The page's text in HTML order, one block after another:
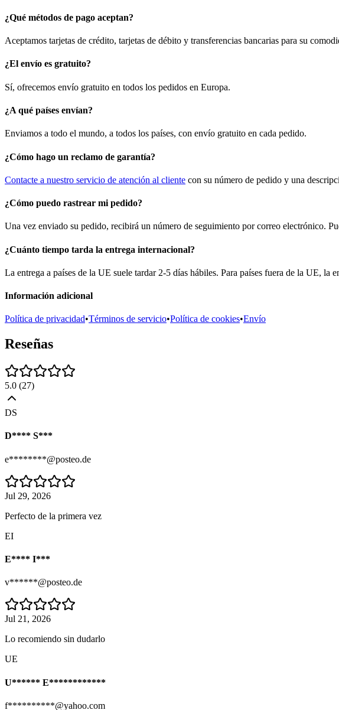
¿Qué métodos de pago aceptan?
Aceptamos tarjetas de crédito, tarjetas de débito y transferencias bancarias para su
¿El envío es gratuito?
Sí, ofrecemos envío gratuito en todos los pedidos en Europa.
¿A qué países envían?
Enviamos a todo el mundo, a todos los países, con envío gratuito en cada pedido.
¿Cómo hago un reclamo de garantía?
Contacte a nuestro servicio de atención al cliente con su número de pedido y una
¿Cómo puedo rastrear mi pedido?
Una vez enviado su pedido, recibirá un número de seguimiento por correo electrónico.
¿Cuánto tiempo tarda la entrega internacional?
La entrega a países de la UE suele tardar 2-5 días hábiles. Para países fuera de la UE, la
Información adicional
Política de privacidad•Términos de servicio•Política de cookies•Envío
Reseñas
5.0 (27)
DS
D**** S***
e********@posteo.de
Jul 29, 2026
Perfecto de la primera vez
EI
E**** I***
v******@posteo.de
Jul 21, 2026
Lo recomiendo sin dudarlo
UE
U****** E************
f**********@yahoo.com